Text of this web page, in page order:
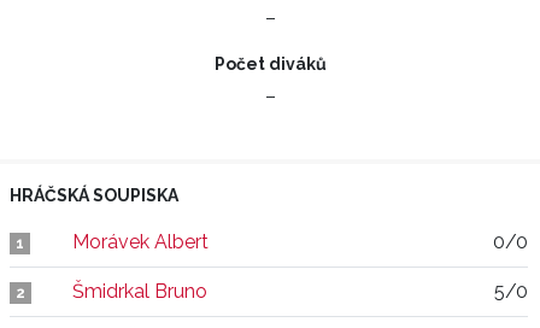
–
Počet diváků
–
HRÁČSKÁ SOUPISKA
1 Morávek Albert 0/0
2 Šmidrkal Bruno 5/0